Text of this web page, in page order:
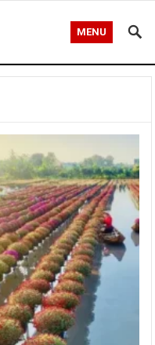
MENU